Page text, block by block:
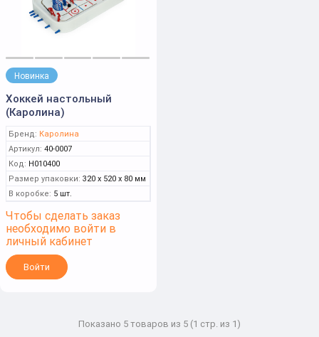
Новинка
Хоккей настольный
(Каролина)
Бренд: Каролина
Артикул: 40-0007
Код: Н010400
Размер упаковки: 320 x 520 x 80 мм
В коробке: 5 шт.
Чтобы сделать заказ
необходимо войти в
личный кабинет
Войти
Показано 5 товаров из 5 (1 стр. из 1)